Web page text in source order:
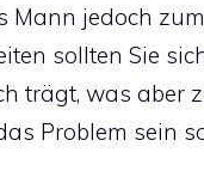
Mann jedoch
sollten Sie
trägt, was aber
Problem sein